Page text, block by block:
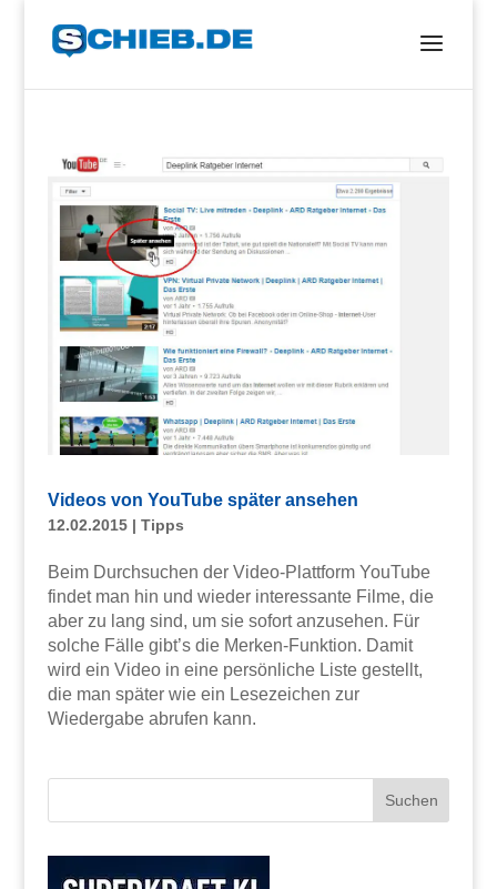
Videos von YouTube später ansehen
12.02.2015| Tipps
Beim Durchsuchen der Video-Plattform YouTube
findet man hin und wieder interessante Filme, die
aber zu lang sind, um sie sofort anzusehen. Für
solche Fälle gibt’s die Merken-Funktion. Damit
wird ein Video in eine persönliche Liste gestellt,
die man später wie ein Lesezeichen zur
Wiedergabe abrufen kann.